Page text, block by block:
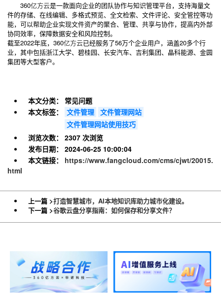
360亿方云是一款面向企业的团队协作与知识管理平台，支持海量文
件的存储、在线编辑、多格式预览、全文检索、文件评论、安全管控等功
能，可以帮助企业实现文件资产的聚合、管理、共享与协作，提高内外部
协同效率，保障数据安全和风险控制。
截至2022年底，360亿方云已经服务了56万个企业用户，涵盖20多个行
业，其中包括浙江大学、碧桂园、长安汽车、吉利集团、晶科能源、金圆
集团等大型客户。
本文分类：
常见问题
本文标签：
文件管理 文件管理网站
文件管理网站使用技巧
浏览次数：
2307 次浏览
发布日期：
2024-06-25 10:00:04
本文链接：
https://www.fangcloud.com/cms/cjwt/20015.
html
上一篇 >打造智慧城市，AI本地知识库助力城市化建设。
下一篇 >谷歌云盘分享指南：如何保存和分享文件？